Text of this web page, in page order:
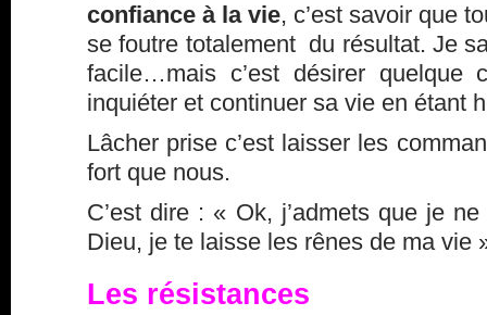
confiance à la vie, c’est savoir que
se foutre totalement du résultat. Je
facile…mais c’est désirer quelque
inquiéter et continuer sa vie en étant
Lâcher prise c’est laisser les
fort que nous.
C’est dire : « Ok, j’admets que je
Dieu, je te laisse les rênes de ma vie
Les résistances